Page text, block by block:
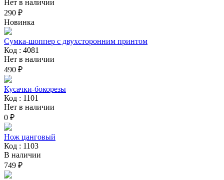
Нет в наличии
290 ₽
Новинка
Сумка-шоппер с двухсторонним принтом
Код : 4081
Нет в наличии
490 ₽
Кусачки-бокорезы
Код : 1101
Нет в наличии
0 ₽
Нож цанговый
Код : 1103
В наличии
749 ₽